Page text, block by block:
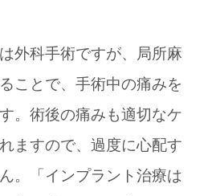
外科手術ですが、局所麻
ことで、手術中の痛みを
。術後の痛みも適切なケ
ますので、過度に心配す
。「インプラント治療は